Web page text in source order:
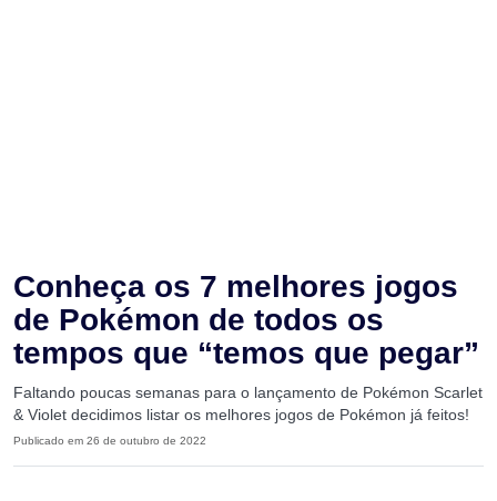
Conheça os 7 melhores jogos
de Pokémon de todos os
tempos que “temos que pegar”
Faltando poucas semanas para o lançamento de Pokémon Scarlet
& Violet decidimos listar os melhores jogos de Pokémon já feitos!
Publicado em 26 de outubro de 2022